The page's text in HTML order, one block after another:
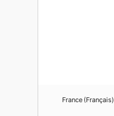
France (Français)